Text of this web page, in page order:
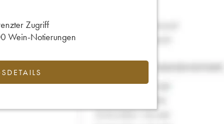
Zugriff
Wein-Notierungen